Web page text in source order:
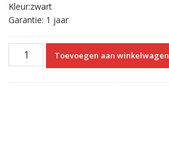
Kleur:zwart
Garantie: 1 jaar
Originele
Toevoegen aan winkelwagen